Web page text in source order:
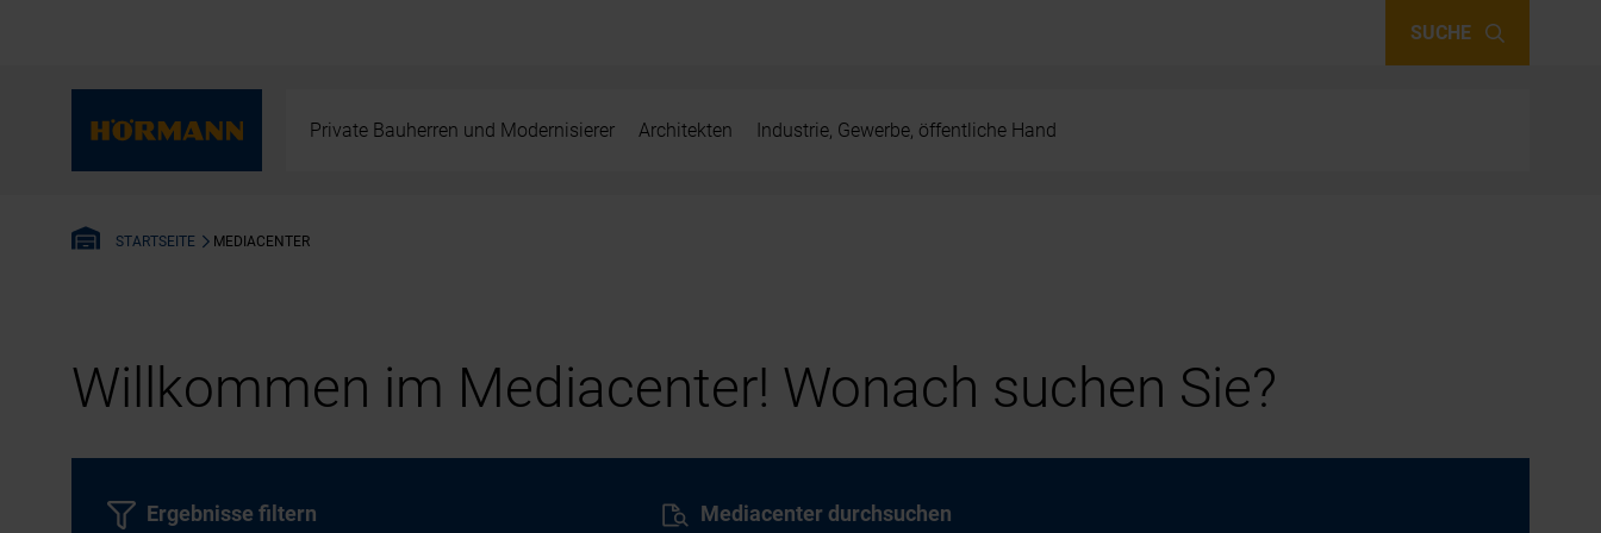
SUCHE
Private Bauherren und Modernisierer Architekten Industrie, Gewerbe, öffentliche Hand
STARTSEITE MEDIACENTER
Willkommen im Mediacenter! Wonach suchen Sie?
Mediacenter durchsuchen
Ergebnisse filtern